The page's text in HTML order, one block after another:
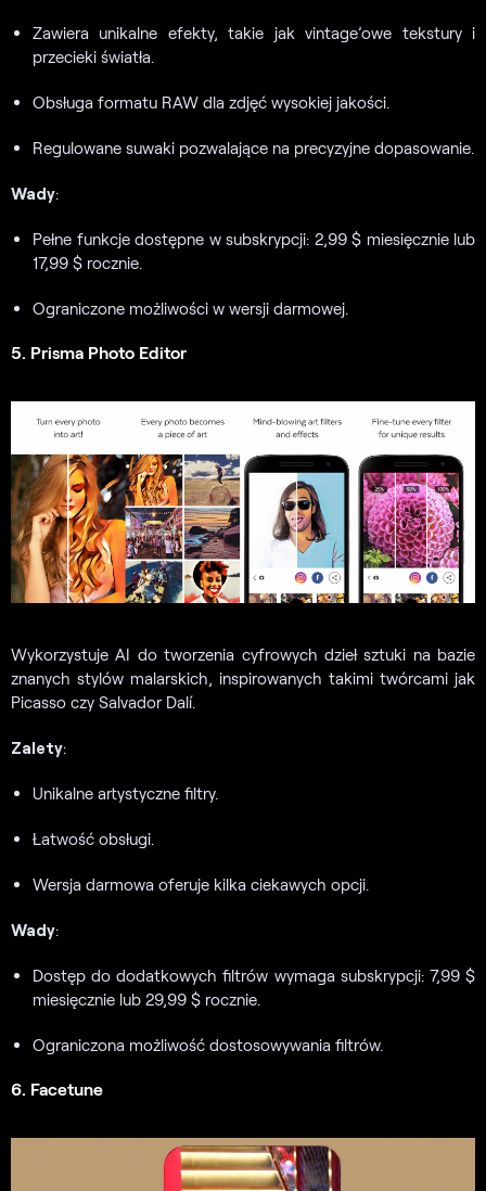
Zawiera unikalne efekty, takie jak vintage’owe tekstury i
przecieki światła.
Obsługa formatu RAW dla zdjęć wysokiej jakości.
Regulowane suwaki pozwalające na precyzyjne dopasowanie.
Wady:
Pełne funkcje dostępne w subskrypcji: 2,99 $ miesięcznie lub
17,99 $ rocznie.
Ograniczone możliwości w wersji darmowej.
5. Prisma Photo Editor
Wykorzystuje AI do tworzenia cyfrowych dzieł sztuki na bazie
znanych stylów malarskich, inspirowanych takimi twórcami jak
Picasso czy Salvador Dalí.
Zalety:
Unikalne artystyczne filtry.
Łatwość obsługi.
Wersja darmowa oferuje kilka ciekawych opcji.
Wady:
Dostęp do dodatkowych filtrów wymaga subskrypcji: 7,99 $
miesięcznie lub 29,99 $ rocznie.
Ograniczona możliwość dostosowywania filtrów.
6. Facetune